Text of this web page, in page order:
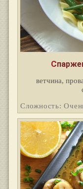
ветчина,
Сложность: